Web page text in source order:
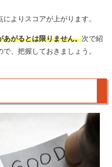
よりスコアが上がります。
あがるとは限りません。次で紹
で、把握しておきましょう。